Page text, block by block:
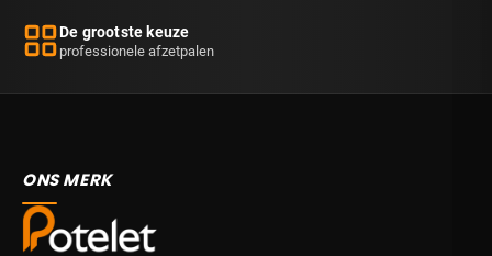
De grootste keuze
professionele afzetpalen
ONS MERK